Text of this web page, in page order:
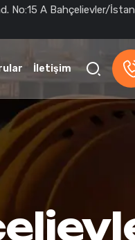
No:15 A Bahçelievler/
İletişim